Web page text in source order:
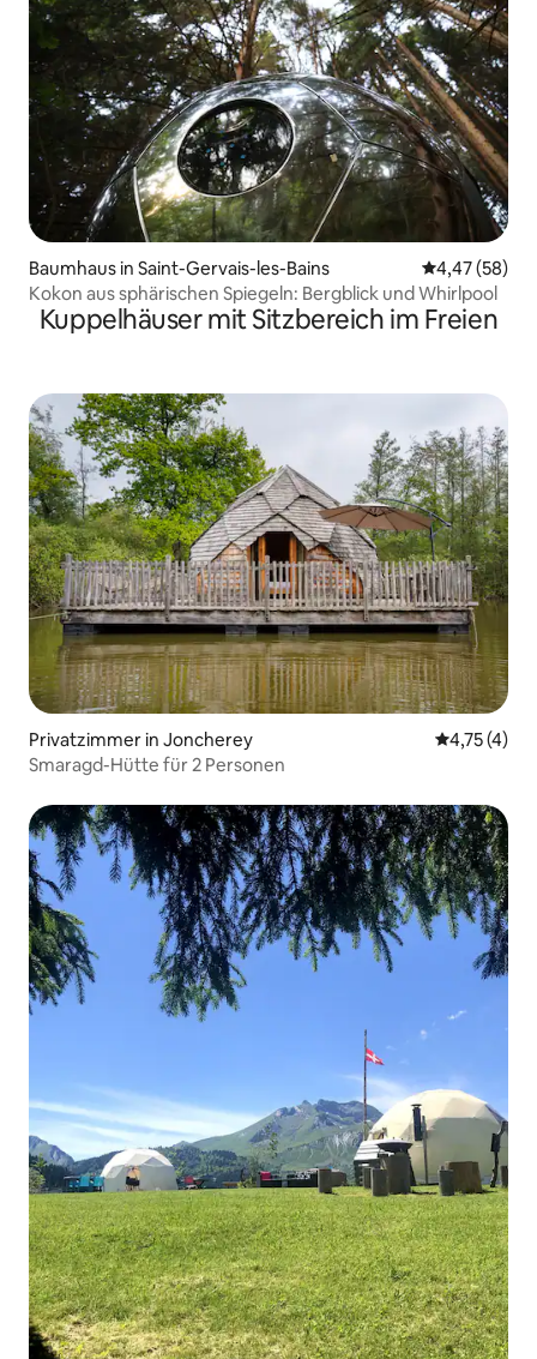
Baumhaus in Saint-Gervais-les-Bains
4,47 (58)
Kokon aus sphärischen Spiegeln: Bergblick und Whirlpool
Kuppelhäuser mit Sitzbereich im Freien
Privatzimmer in Joncherey
4,75 (4)
Smaragd-Hütte für 2 Personen